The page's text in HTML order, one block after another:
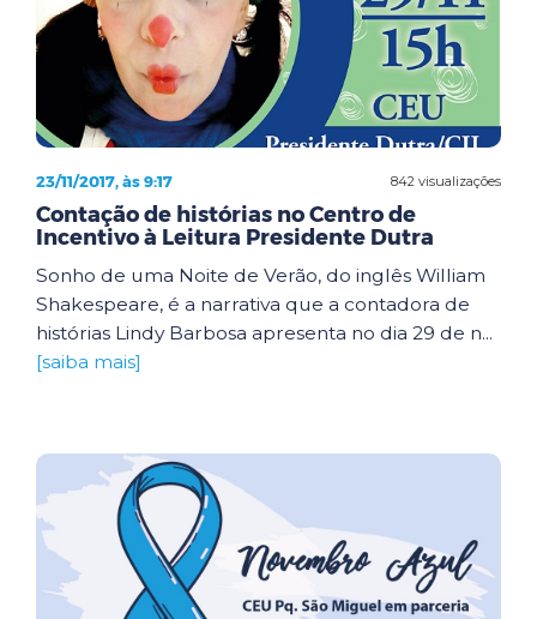
842 visualizações
23/11/2017, às 9:17
Contação de histórias no Centro de
Incentivo à Leitura Presidente Dutra
Sonho de uma Noite de Verão, do inglês William
Shakespeare, é a narrativa que a contadora de
histórias Lindy Barbosa apresenta no dia 29 de n...
[saiba mais]